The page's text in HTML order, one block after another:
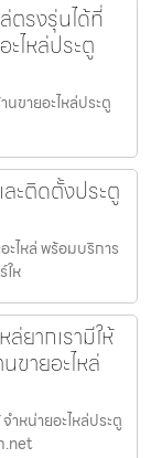
ตรงรุ่นได้ที่
ไหล่ประตู
ขายอะไหล่ประตู
ะติดตั้งประตู
ไหล่ พร้อมบริการ
ห
ยากเรามีให้
ขายอะไหล่
ำหน่ายอะไหล่ประตู
.net